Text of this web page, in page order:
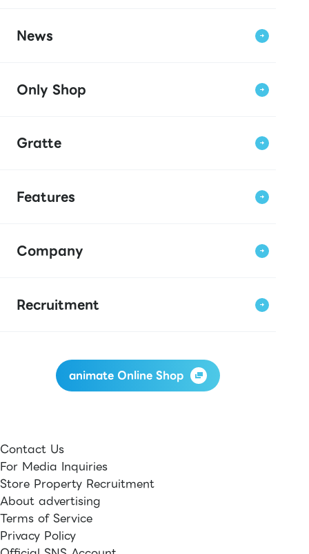
News
Only Shop
Gratte
Features
Company
Recruitment
animate Online Shop
Contact Us
For Media Inquiries
Store Property Recruitment
About advertising
Terms of Service
Privacy Policy